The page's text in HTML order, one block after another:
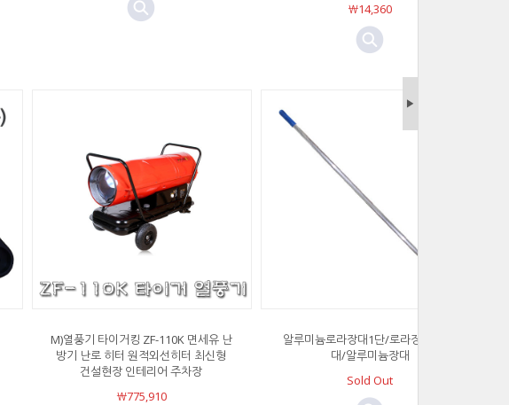
▶
￦14,360
M)열풍기 타이거킹 ZF-110K 면세유 난
방기 난로 히터 원적외선히터 최신형
건설현장 인테리어 주차장
￦775,910
알루미늄로라장대1단/로라장대/로라
대/알루미늄장대
Sold Out